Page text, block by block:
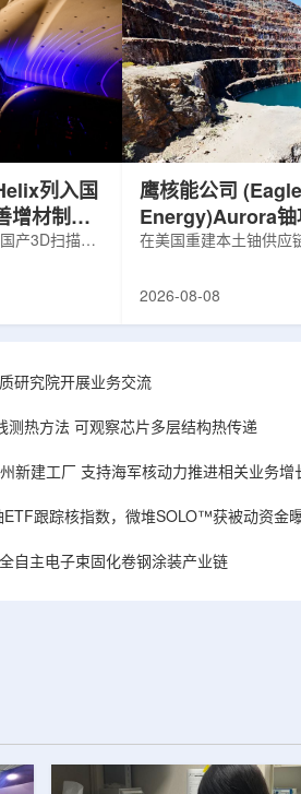
列入国
增材制造
产3D扫描仪
也是目前唯
能公司增材
。自2025年
家原子能公
描...
鹰核能公司
Energy)Aurora铀
研钻探
在美国重建本土铀供应
1300标准含indicated
孔、总进尺约2.7万英尺
州审批通过后开工，预
研。技术端近期增补
Services，并扩大与
2026-08-08
研究院开展业务交流
测热方法 可观察芯片多层结构热传递
新建工厂 支持海军核动力推进相关业务增
跟踪核指数，微堆SOLO™获被动资金
自主电子束固化卷钢涂装产业链